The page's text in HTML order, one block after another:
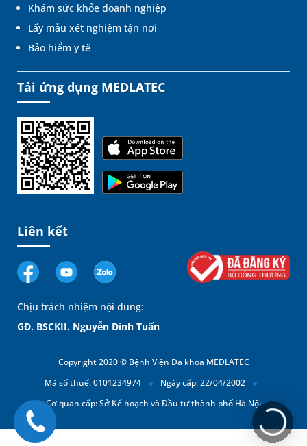
Khám sức khỏe doanh nghiệp
Lấy mẫu xét nghiệm tận nơi
Bảo hiểm y tế
Tải ứng dụng MEDLATEC
Liên kết
Chịu trách nhiệm nội dung:
GĐ. BSCKII. Nguyễn Đình Tuấn
Copyright 2020 © Bệnh Viện Đa khoa MEDLATEC
Mã số thuế: 0101234974
Ngày cấp: 22/04/2002
Cơ quan cấp: Sở Kế hoạch và Đầu tư thành phố Hà Nội